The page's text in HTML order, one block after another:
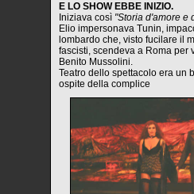
E LO SHOW EBBE INIZIO.
Iniziava così "Storia d'amore e
Elio impersonava Tunin,
lombardo che, visto fucilare il
fascisti, scendeva a Roma per
Benito Mussolini.
Teatro dello spettacolo era un
ospite della complice